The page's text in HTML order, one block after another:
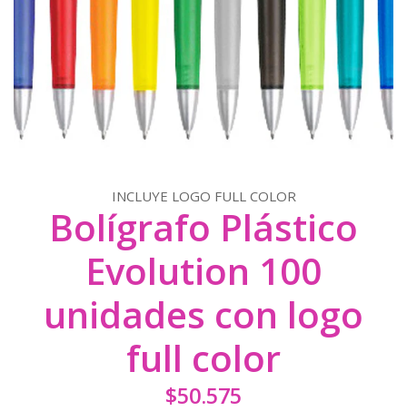
INCLUYE LOGO FULL COLOR
Bolígrafo Plástico
Evolution 100
unidades con logo
full color
$50.575